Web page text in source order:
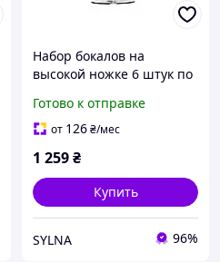
Набор бокалов на
высокой ножке 6 штук по
HP563 высота 16 см DC
Готово к отправке
от 126₴/мес
1 259₴
Купить
SYLNA 96%